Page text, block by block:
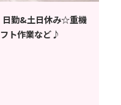
日勤&土日休み☆重機
ト作業など♪